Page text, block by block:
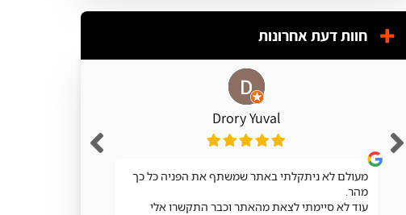
חוות דעת אחרונות
Drory Yuval
מעולם לא ניתקלתי באתר שמשתף את הפניה כל כך
מהר.
עוד לא סיימתי לצאת מהאתר וכבר התקשרו אלי